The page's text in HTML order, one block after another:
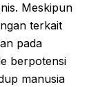
Meskipun
terkait
pada
berpotensi
manusia